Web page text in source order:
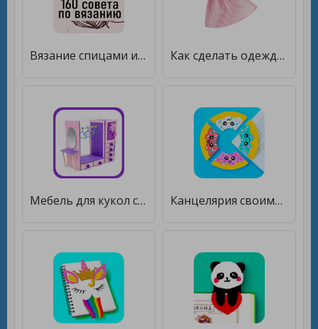
Вязание спицами и рукоделие своими руками [Unlocked] Как сделать одежду для кукол своими руками [Без рекламы]
Мебель для кукол своими руками [Без рекламы] Канцелярия своими руками [Unlocked]